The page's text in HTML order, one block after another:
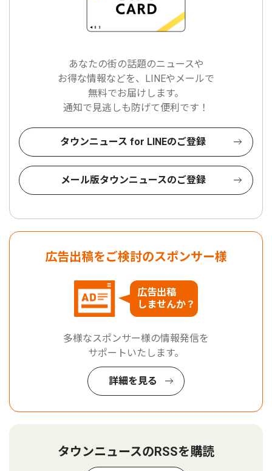
あなたの街の話題のニュースや
お得な情報などを、LINEやメールで
無料でお届けします。
通知で見逃しも防げて便利です！
タウンニュース for LINEのご登録
メール版タウンニュースのご登録
広告出稿をご検討のスポンサー様
広告出稿
しませんか？
多様なスポンサー様の情報発信を
サポートいたします。
詳細を見る
タウンニュースのRSSを購読